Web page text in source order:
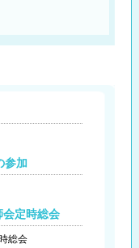
参加
定時総会
総会